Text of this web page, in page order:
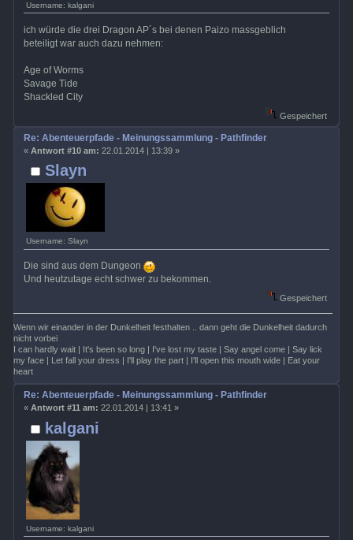
Username: kalgani
ich würde die drei Dragon AP´s bei denen Paizo massgeblich
beteiligt war auch dazu nehmen:
Age of Worms
Savage Tide
Shackled City
Gespeichert
Slayn
Username: Slayn
Re: Abenteuerpfade - Meinungssammlung - Pathfinder
« Antwort #10 am: 22.01.2014 | 13:39 »
Die sind aus dem Dungeon
Und heutzutage echt schwer zu bekommen.
Gespeichert
Wenn wir einander in der Dunkelheit festhalten .. dann geht die Dunkelheit dadurch
nicht vorbei
I can hardly wait | It's been so long | I've lost my taste | Say angel come | Say lick
my face | Let fall your dress | I'll play the part | I'll open this mouth wide | Eat your
heart
kalgani
Username: kalgani
Re: Abenteuerpfade - Meinungssammlung - Pathfinder
« Antwort #11 am: 22.01.2014 | 13:41 »